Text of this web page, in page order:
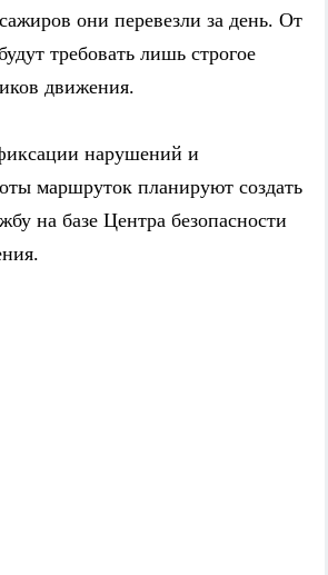
они перевезли за день. От
требовать лишь строгое
движения.
нарушений и
маршруток планируют создать
на базе Центра безопасности